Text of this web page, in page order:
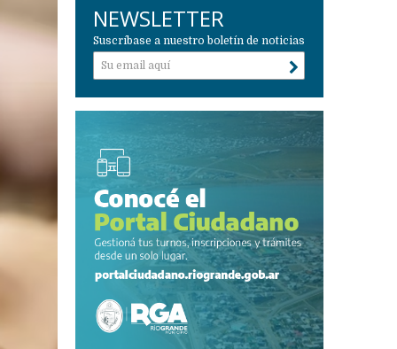
NEWSLETTER
Suscríbase a nuestro boletín de noticias